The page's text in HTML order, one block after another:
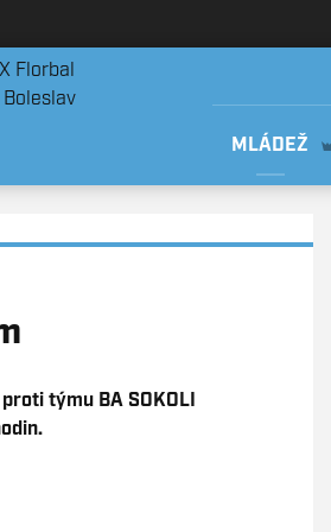
MLÁDEŽ
týmu BA SOKOLI